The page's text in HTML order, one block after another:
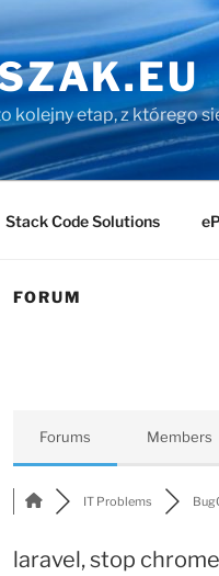
kolejny etap, z którego
Stack Code Solutions
FORUM
Forums Members
IT Problems
laravel, stop